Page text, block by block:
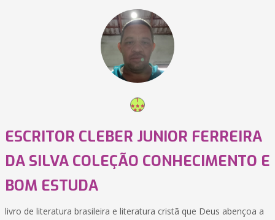
ESCRITOR CLEBER JUNIOR FERREIRA
DA SILVA COLEÇÃO CONHECIMENTO E
BOM ESTUDA
livro de literatura brasileira e literatura cristã que Deus abençoa a